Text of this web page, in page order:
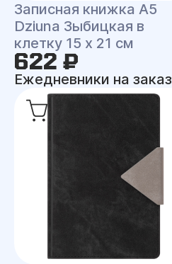
Записная книжка A5
Dziuna Зыбицкая в
клетку 15 x 21 см
622 ₽
Ежедневники на заказ